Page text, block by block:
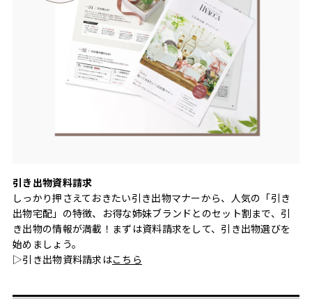
引き出物資料請求
しっかり押さえておきたい引き出物マナーから、人気の「引き
出物宅配」の特徴、お得な姉妹ブランドとのセット割まで、引
き出物の情報が満載！まずは資料請求をして、引き出物選びを
始めましょう。
▷引き出物資料請求はこちら